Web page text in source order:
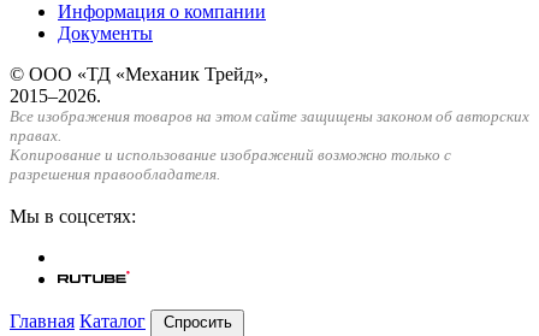
Информация о компании
Документы
© ООО «ТД «Механик Трейд»,
2015–2026.
Все изображения товаров на этом сайте защищены законом об авторских
правах.
Копирование и использование изображений возможно только с
разрешения правообладателя.
Мы в соцсетях:
Главная Каталог Спросить